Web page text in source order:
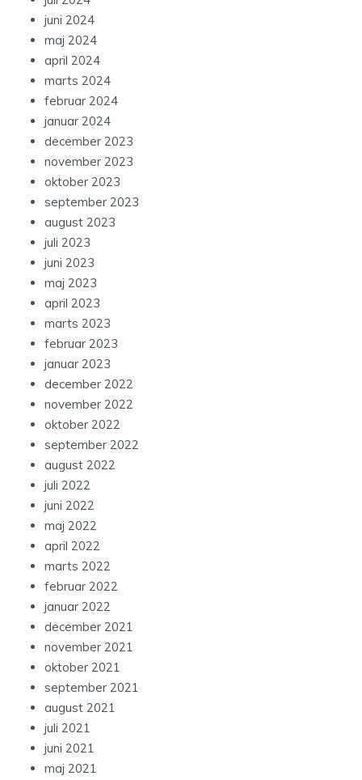
juni 2024
maj 2024
april 2024
marts 2024
februar 2024
januar 2024
december 2023
november 2023
oktober 2023
september 2023
august 2023
juli 2023
juni 2023
maj 2023
april 2023
marts 2023
februar 2023
januar 2023
december 2022
november 2022
oktober 2022
september 2022
august 2022
juli 2022
juni 2022
maj 2022
april 2022
marts 2022
februar 2022
januar 2022
december 2021
november 2021
oktober 2021
september 2021
august 2021
juli 2021
juni 2021
maj 2021